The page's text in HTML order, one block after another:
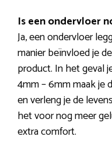
Is een ondervloer
Ja, een ondervloer
manier beïnvloed je
product. In het geval
4mm – 6mm maak je
en verleng je de
het voor nog meer
extra comfort.